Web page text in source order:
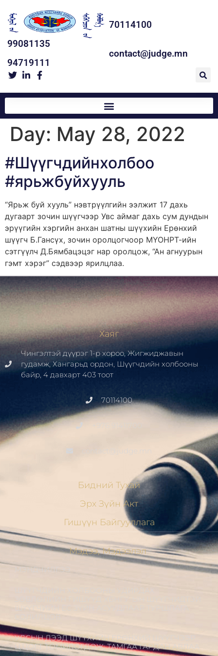
70114100
99081135
94719111
contact@judge.mn
Day: May 28, 2022
#Шүүгчдийнхолбоо
#ярьжбуйхууль
“Ярьж буй хууль” нэвтрүүлгийн ээлжит 17 дахь
дугаарт зочин шүүгчээр Увс аймаг дахь сум дундын
эрүүгийн хэргийн анхан шатны шүүхийн Ерөнхий
шүүгч Б.Гансүх, зочин оролцогчоор МҮОНРТ-ийн
сэтгүүлч Д.Бямбацэцэг нар оролцож, “Ан агнуурын
гэмт хэрэг” сэдвээр ярилцлаа.
Хаяг
Чингэлтэй дүүрэг 1-р хороо, Жигжиджавын
гудамж, Хангарьд ордон, Шүүгчдийн холбооны
байр, 4 давхарт 403 тоот
70114100
contact@judge.mn
Бидний Тухай
Эрх Зүйн Акт
Гишүүн Байгууллага
Мэдээ, Мэдээлэл
МЭНДЧИЛГЭЭ
ШҮҮГЧДИЙН ХОЛБООНЫ УДИРДАХ
СОЛИЛЦОВ
УЛСЫН ДЭЭД ШҮҮХИЙН ЕРӨНХИЙ ШҮҮГЧЭЭР
Ц.ЦОГТ ТОМИЛОГДОЖ, ТАМГАА ГАРДАН АВЛАА